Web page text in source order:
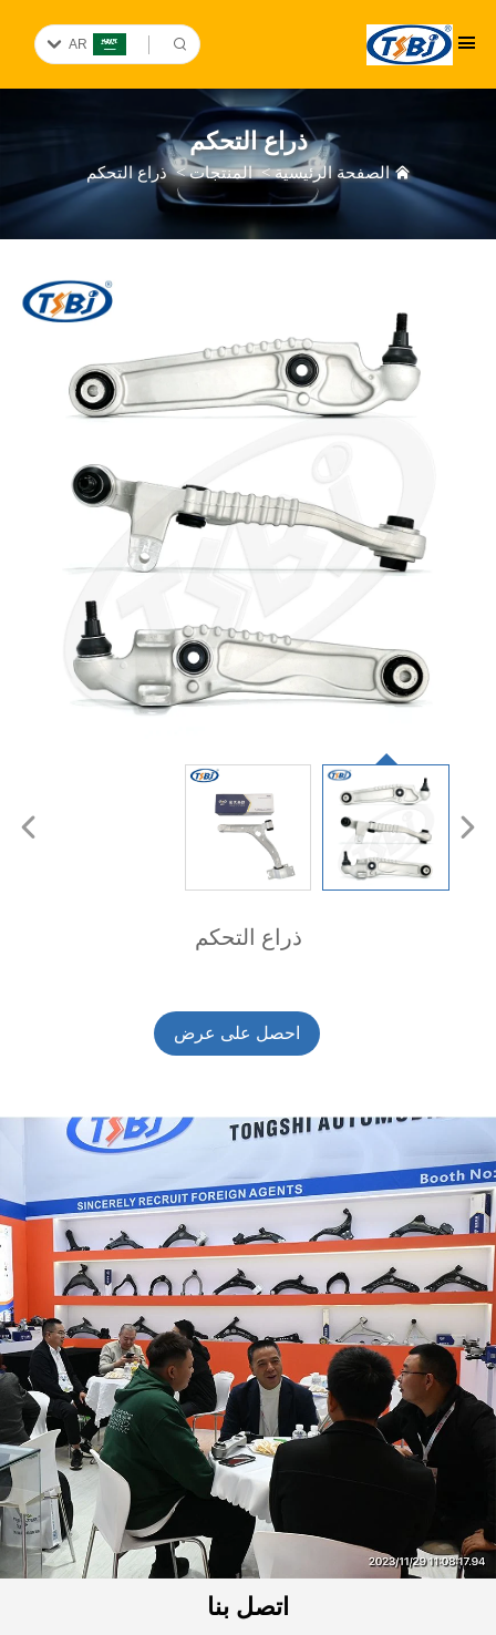
AR
ذراع التحكم
الصفحة الرئيسية>المنتجات>ذراع التحكم
ذراع التحكم
احصل على عرض
اتصل بنا